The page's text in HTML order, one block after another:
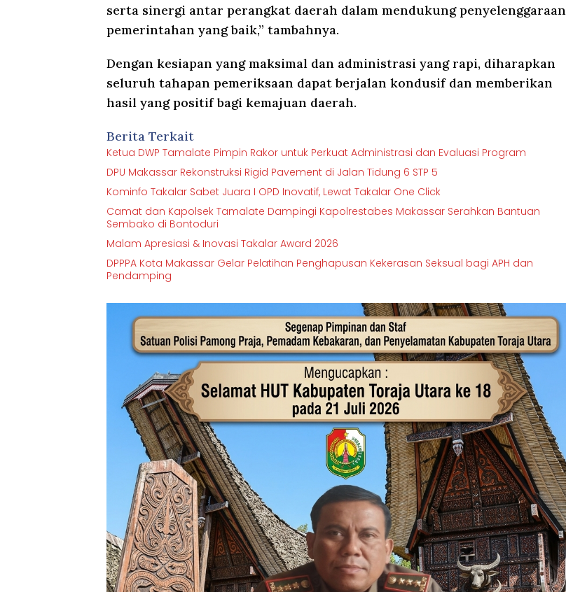
serta sinergi antar perangkat daerah dalam mendukung penyelenggaraan
pemerintahan yang baik,” tambahnya.
Dengan kesiapan yang maksimal dan administrasi yang rapi, diharapkan
seluruh tahapan pemeriksaan dapat berjalan kondusif dan memberikan
hasil yang positif bagi kemajuan daerah.
Berita Terkait
Ketua DWP Tamalate Pimpin Rakor untuk Perkuat Administrasi dan Evaluasi Program
DPU Makassar Rekonstruksi Rigid Pavement di Jalan Tidung 6 STP 5
Kominfo Takalar Sabet Juara I OPD Inovatif, Lewat Takalar One Click
Camat dan Kapolsek Tamalate Dampingi Kapolrestabes Makassar Serahkan Bantuan
Sembako di Bontoduri
Malam Apresiasi & Inovasi Takalar Award 2026
DPPPA Kota Makassar Gelar Pelatihan Penghapusan Kekerasan Seksual bagi APH dan
Pendamping